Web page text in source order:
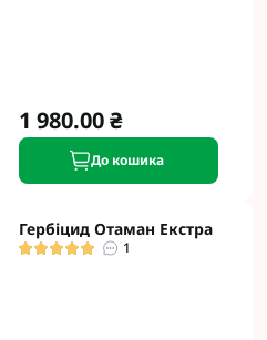
1 980.00 ₴
До кошика
Гербіцид Отаман Екстра
1